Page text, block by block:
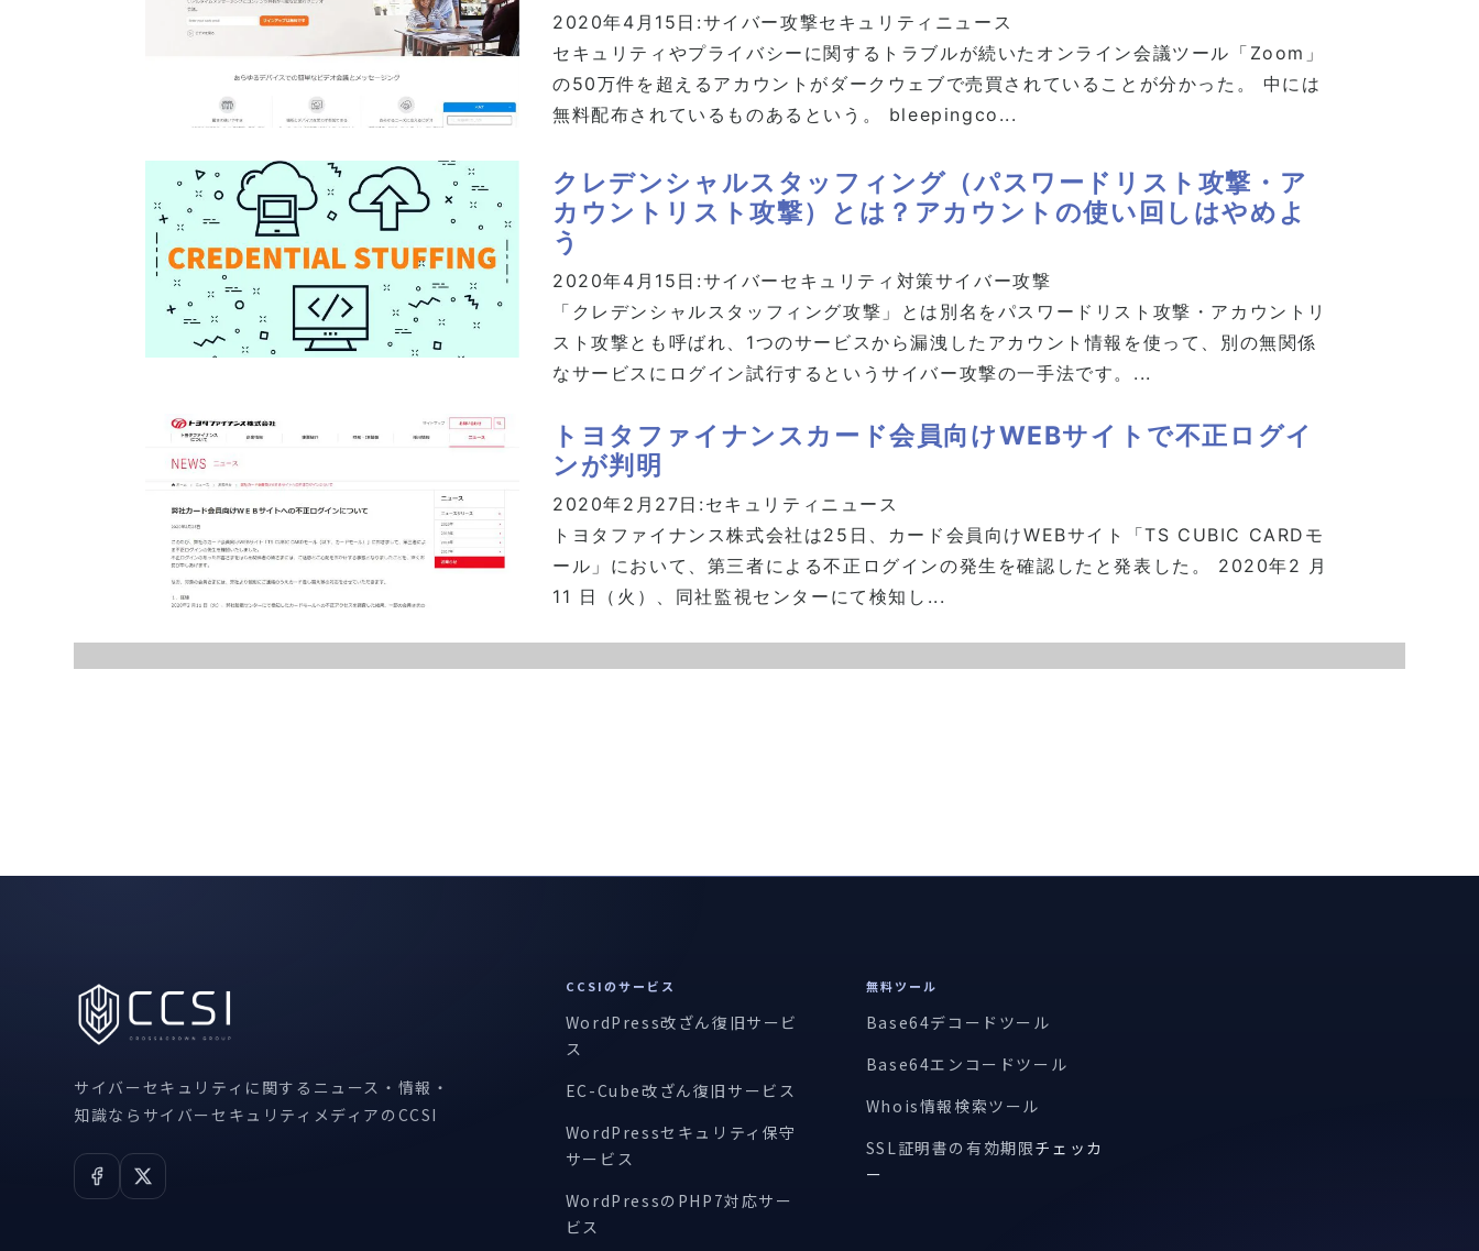
2020年4月15日:サイバー攻撃セキュリティニュース
セキュリティやプライバシーに関するトラブルが続いたオンライン会議ツール「Zoom」
の50万件を超えるアカウントがダークウェブで売買されていることが分かった。 中には
無料配布されているものあるという。 bleepingco...
クレデンシャルスタッフィング（パスワードリスト攻撃・ア
カウントリスト攻撃）とは？アカウントの使い回しはやめよ
う
2020年4月15日:サイバーセキュリティ対策サイバー攻撃
「クレデンシャルスタッフィング攻撃」とは別名をパスワードリスト攻撃・アカウントリ
スト攻撃とも呼ばれ、1つのサービスから漏洩したアカウント情報を使って、別の無関係
なサービスにログイン試行するというサイバー攻撃の一手法です。...
トヨタファイナンスカード会員向けWEBサイトで不正ログイ
ンが判明
2020年2月27日: セキュリティニュース
トヨタファイナンス株式会社は25日、カード会員向けWEBサイト「TS CUBIC CARDモ
ール」において、第三者による不正ログインの発生を確認したと発表した。 2020年2 月
11 日（火）、同社監視センターにて検知し...
サイバーセキュリティに関するニュース・情報・
知識ならサイバーセキュリティメディアのCCSI
CCSIのサービス
WordPress改ざん復旧サービ
ス
EC-Cube改ざん復旧サービス
WordPressセキュリティ保守
サービス
WordPressのPHP7対応サー
ビス
無料ツール
Base64デコードツール
Base64エンコードツール
Whois情報検索ツール
SSL証明書の有効期限チェッカ
ー